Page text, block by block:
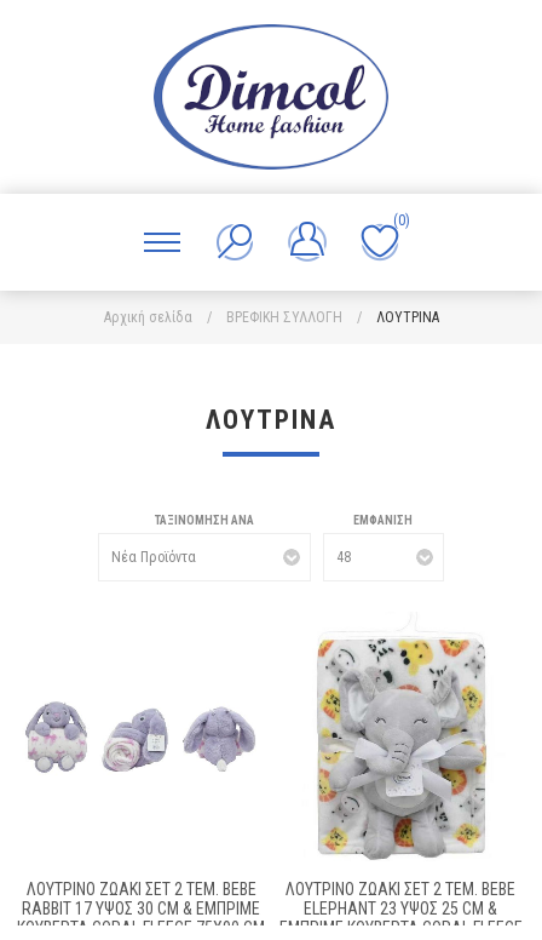
(0)
Αρχική σελίδα / ΒΡΕΦΙΚΗ ΣΥΛΛΟΓΗ / ΛΟΥΤΡΙΝΑ
ΛΟΥΤΡΙΝΑ
ΤΑΞΙΝΌΜΗΣΗ ΑΝΆ ΕΜΦΆΝΙΣΗ
ΛΟΎΤΡΙΝΟ ΖΩΆΚΙ ΣΕΤ 2 ΤΕΜ. BEBE
RABBIT 17 ΎΨΟΣ 30 CM & ΕΜΠΡΙΜΈ
ΚΟΥΒΈΡΤΑ CORAL FLEECE 75X90 CM
ΛΟΎΤΡΙΝΟ ΖΩΆΚΙ ΣΕΤ 2 ΤΕΜ. BEBE
ELEPHANT 23 ΎΨΟΣ 25 CM &
ΕΜΠΡΙΜΈ ΚΟΥΒΈΡΤΑ CORAL FLEECE